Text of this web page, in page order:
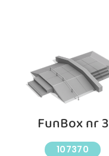
FunBox nr 3
107370